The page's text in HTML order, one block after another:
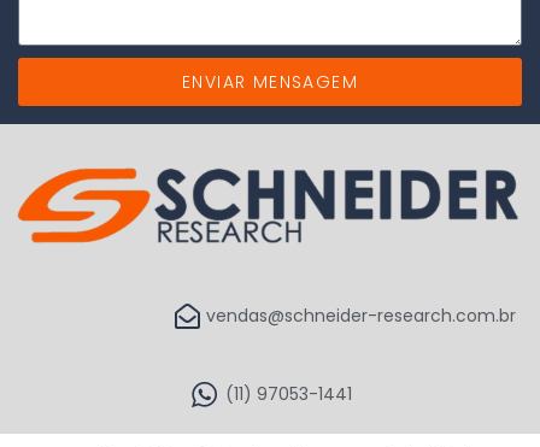
ENVIAR MENSAGEM
vendas@schneider-research.com.br
(11) 97053-1441